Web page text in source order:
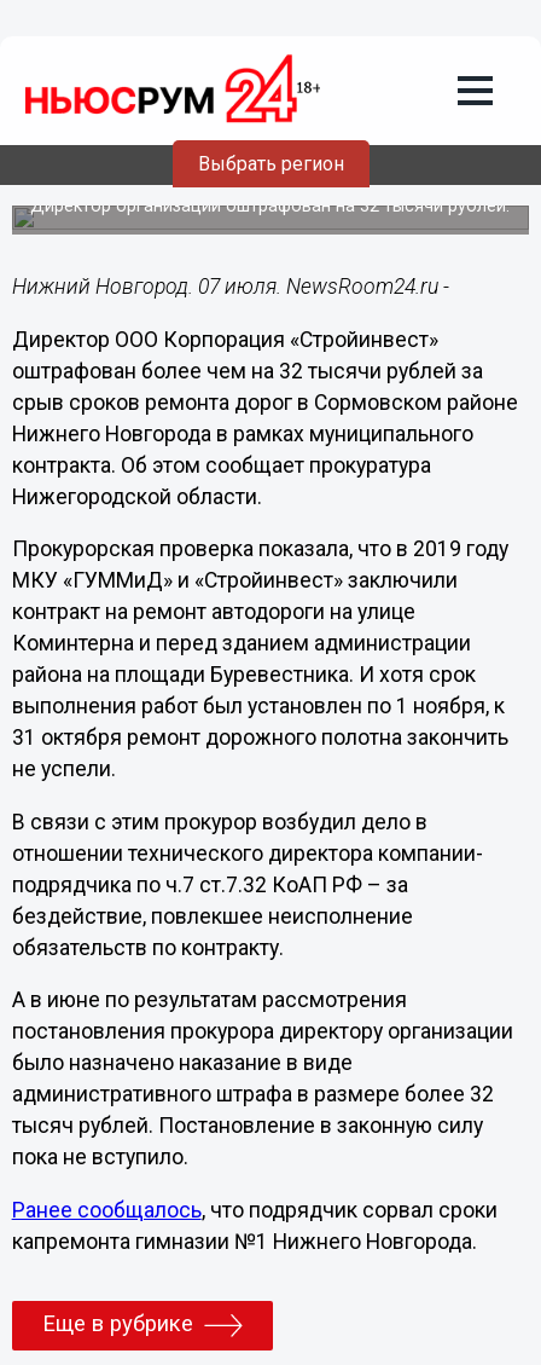
Выбрать регион
07.07.202009:20
Подрядчик сорвал сроки ремонта
дорог в Сормове
Директор организации оштрафован на 32 тысячи рублей.
Нижний Новгород. 07 июля. NewsRoom24.ru -
Директор ООО Корпорация «Стройинвест»
оштрафован более чем на 32 тысячи рублей за
срыв сроков ремонта дорог в Сормовском районе
Нижнего Новгорода в рамках муниципального
контракта. Об этом сообщает прокуратура
Нижегородской области.
Прокурорская проверка показала, что в 2019 году
МКУ «ГУММиД» и «Стройинвест» заключили
контракт на ремонт автодороги на улице
Коминтерна и перед зданием администрации
района на площади Буревестника. И хотя срок
выполнения работ был установлен по 1 ноября, к
31 октября ремонт дорожного полотна закончить
не успели.
В связи с этим прокурор возбудил дело в
отношении технического директора компании-
подрядчика по ч.7 ст.7.32 КоАП РФ – за
бездействие, повлекшее неисполнение
обязательств по контракту.
А в июне по результатам рассмотрения
постановления прокурора директору организации
было назначено наказание в виде
административного штрафа в размере более 32
тысяч рублей. Постановление в законную силу
пока не вступило.
Ранее сообщалось, что подрядчик сорвал сроки
капремонта гимназии №1 Нижнего Новгорода.
Еще в рубрике